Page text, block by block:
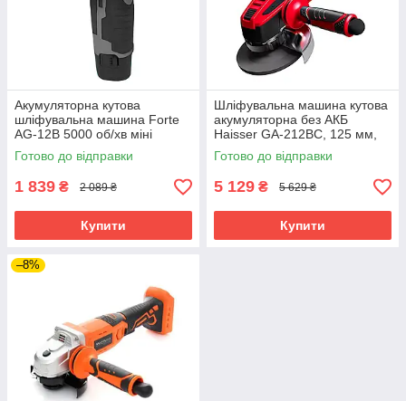
Акумуляторна кутова
шліфувальна машина Forte
AG-12B 5000 об/хв міні
шліфувальна машина
акумуляторна
Готово до відправки
1 839 ₴ 2 089 ₴
Купити
Шліфувальна машина кутова
акумуляторна без АКБ
Haisser GA-212BC, 125 мм,
8500 об/хв, Li-Ion
Готово до відправки
5 129 ₴ 5 629 ₴
Купити
–8%